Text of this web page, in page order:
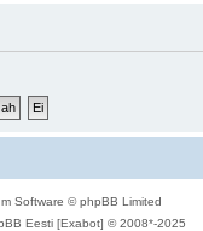
Software © phpBB Limited
Eesti [Exabot] © 2008*-2025